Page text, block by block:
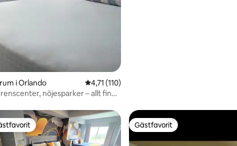
i Orlando 4,71 av 5 i genomsnittligt betyg, 110
4,71 (110)
nöjesparker – allt finns
gästfavorit Gästfavorit
Gästfavorit